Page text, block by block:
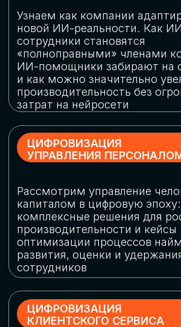
огромную статью затрат
ОБЛАЧНЫЕ ТЕХНОЛОГИИ
Подискутируем, какие облачные решения
существуют на рынке и почему
использование мультиоблачных моделей
не только снижает затраты, но и
«пересборки» бизнес-моделей
СКАЧАТЬ
ПРОГРАММУ
КОНФЕРЕНЦИИ
Оставьте заявку, мы направим вам
программу конференции
СКАЧАТЬ ПРОГРАММУ